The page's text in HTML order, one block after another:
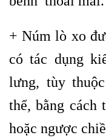
+ Núm lò xo
có tác dụng
lưng, tùy
thể, bằng cách
hoặc ngược